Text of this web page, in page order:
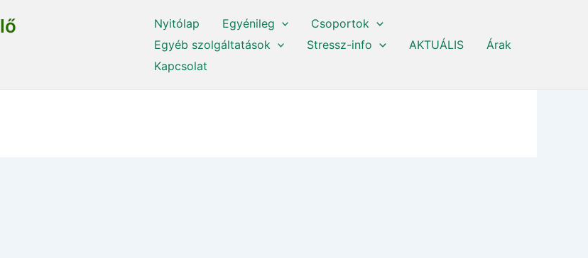
Nyitólap Egyénileg
Csoportok
Egyéb szolgáltatások
Stressz-info AKTUÁLIS
Árak
Kapcsolat